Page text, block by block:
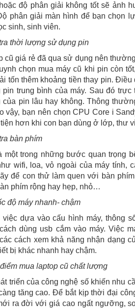
độ phân giải không tốt sẽ ảnh
phân giải màn hình để bạn chọn
sinh, sinh viên.
thời lượng sử dụng pin
cũ giá rẻ đã qua sử dụng nên
chọn mua máy cũ khi pin còn
tốn thêm khoảng tiền thay pin.
pin trung bình của máy. Sau đó
của pin lâu hay không. Thông
vậy, bạn nên chọn CPU Core i
hơn khi con bạn dùng ở lớp, thư
bàn phím
một trong những bước quan trọng
wifi, loa, vỏ ngoài của máy tính,
để con thử làm quen với bàn
phím rộng hay hẹp, nhỏ…
độ máy nhanh- chậm
việc dựa vào cấu hình máy, thông
dùng usb cắm vào máy. Việc
cách xem khả năng nhận dạng
bị khác nhanh hay chậm.
mua laptop cũ chất lượng
triển của công nghệ số khiến nhu
tăng cao. Để bắt kịp thời đại
ra đời với giá cao ngất ngưỡng,